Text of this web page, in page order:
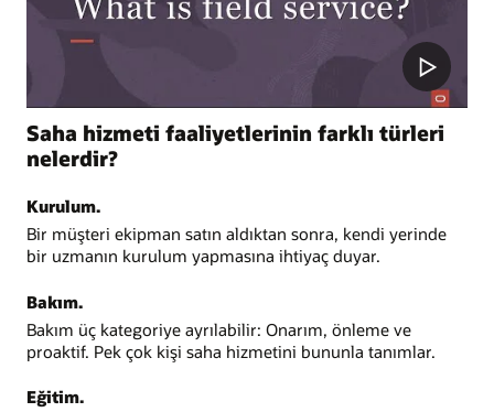
Saha hizmeti faaliyetlerinin farklı türleri
nelerdir?
Kurulum.
Bir müşteri ekipman satın aldıktan sonra, kendi yerinde
bir uzmanın kurulum yapmasına ihtiyaç duyar.
Bakım.
Bakım üç kategoriye ayrılabilir: Onarım, önleme ve
proaktif. Pek çok kişi saha hizmetini bununla tanımlar.
Eğitim.